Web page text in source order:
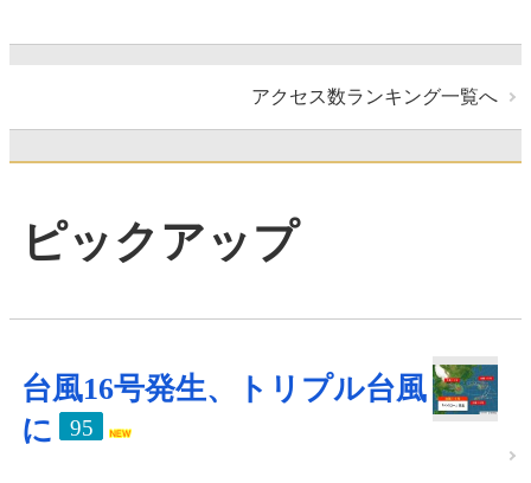
アクセス数ランキング一覧へ
ピックアップ
台風16号発生、トリプル台風
に
95